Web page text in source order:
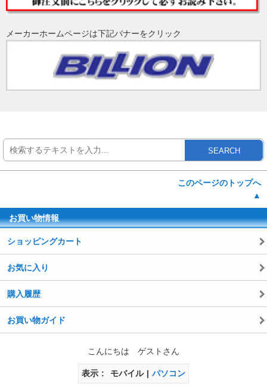
メーカーホームページは下記バナーをクリック
SEARCH
このページのトップへ
▲
お買い物情報
ショッピングカート
お気に入り
購入履歴
お買い物ガイド
こんにちは ゲストさん
表示 モバイル パソコン